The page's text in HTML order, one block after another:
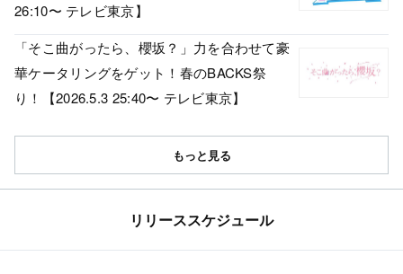
26:10〜 テレビ東京】
「そこ曲がったら、櫻坂？」力を合わせて豪
華ケータリングをゲット！春のBACKS祭
り！【2026.5.3 25:40〜 テレビ東京】
もっと見る
リリーススケジュール